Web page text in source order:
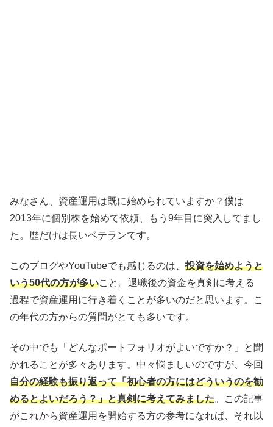
みなさん、資産運用は既に始められていますか？僕は
2013年に個別株を始めて依頼、もう9年目に突入してまし
た。歴だけは長いベテランです。
このブログやYouTubeでも感じるのは、 投資を始めようと
いう50代の方が多いこと。退職後の資金を真剣に考える
過程で資産運用に行き着くことが多いのだと思います。こ
の年代の方からの質問がとても多いです。
その中でも「どんなポートフォリオがよいですか？」と聞
かれることが多々あります。中々悩ましいのですが、今回
自分の経験も振り返って「初心者の方にはどういうのを勧
めるとよいだろう？」と真剣に考えてみました。この記事
がこれから資産運用を開始する方の参考になれば、それ以